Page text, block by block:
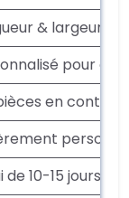
& largeur
pour
en
de 10-15 jours